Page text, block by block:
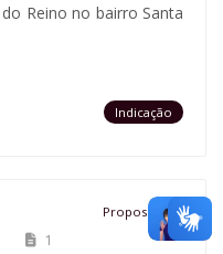
Reino no bairro Santa
Indicação
Proposição
1